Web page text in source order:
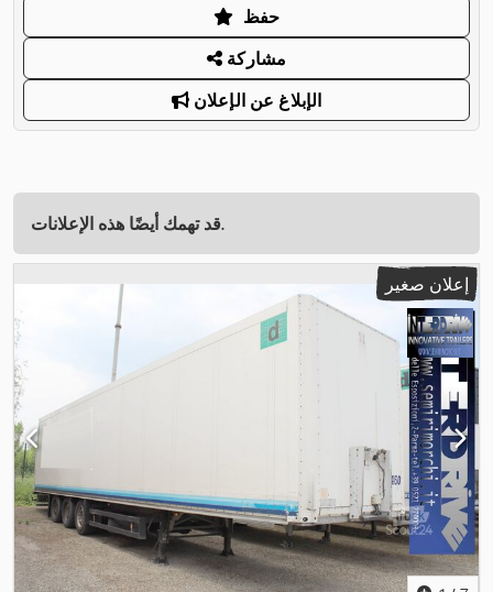
حفظ
مشاركة
الإبلاغ عن الإعلان
قد تهمك أيضًا هذه الإعلانات.
إعلان صغير